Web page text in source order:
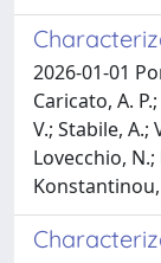
2026-01-01
Caricato, A.
V.; Stabile, A.;
Lovecchio, N.;
Konstantinou,